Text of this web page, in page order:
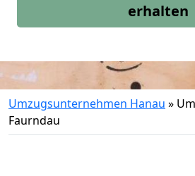
erhalten
Umzugsunternehmen Hanau »
Faurndau